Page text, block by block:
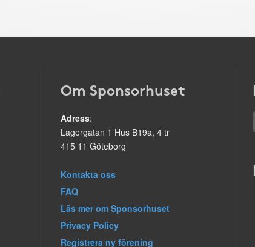
Om Sponsorhuset
Adress:
Lagergatan 1 Hus B19a, 4 tr
415 11 Göteborg
Kontakta oss
FAQ
Läs mer om Sponsorhuset
Privacy Policy
Registrera ny förening